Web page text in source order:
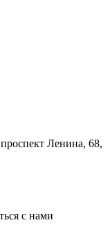
Ленина, 68,
с нами